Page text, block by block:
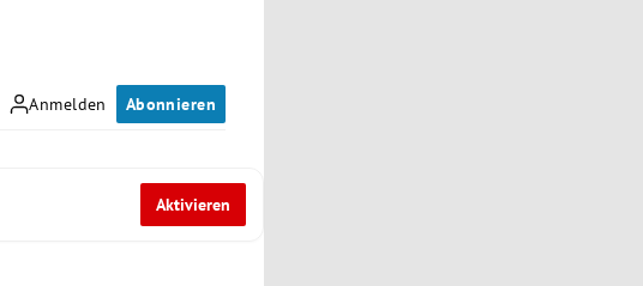
Anmelden Abonnieren
Aktivieren